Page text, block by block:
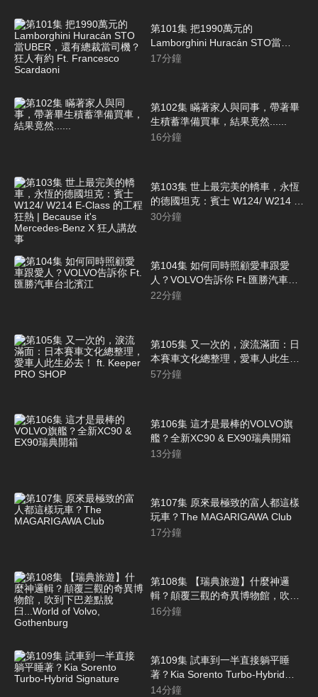
第101集 把1990萬元的
Lamborghini Huracán STO當
UBER，還有總裁當司機？狂人有
17分鐘
第102集 瞞著家人與同事，帶著畢
生積蓄準備買車，結果竟然......
16分鐘
第103集 世上最完美的轎車，永恆
的德國坦克：賓士 W124/ W214 E-
Class 的工程狂熱 | Because it's
30分鐘
第104集 如何同時照顧愛車跟愛
人？VOLVO告訴你 Ft.匯勝汽車台
北濱江
22分鐘
第105集 又一次的，淚流滿面：日
本賽車文化總整理，愛車人此生必
去！ ft. Keeper PRO SHOP
57分鐘
第106集 這才是最棒的VOLVO旗
艦？全新XC90 & EX90瑞典開箱
13分鐘
第107集 原來最極致的富人都這樣
玩車？The MAGARIGAWA Club
17分鐘
第108集 【瑞典旅遊】什麼神邏
輯？顛覆三觀的奇異博物館，吹到
下巴差點脫臼...World of Volvo,
16分鐘
第109集 試車到一半直接躺平睡
著？Kia Sorento Turbo-Hybrid
Signature
14分鐘